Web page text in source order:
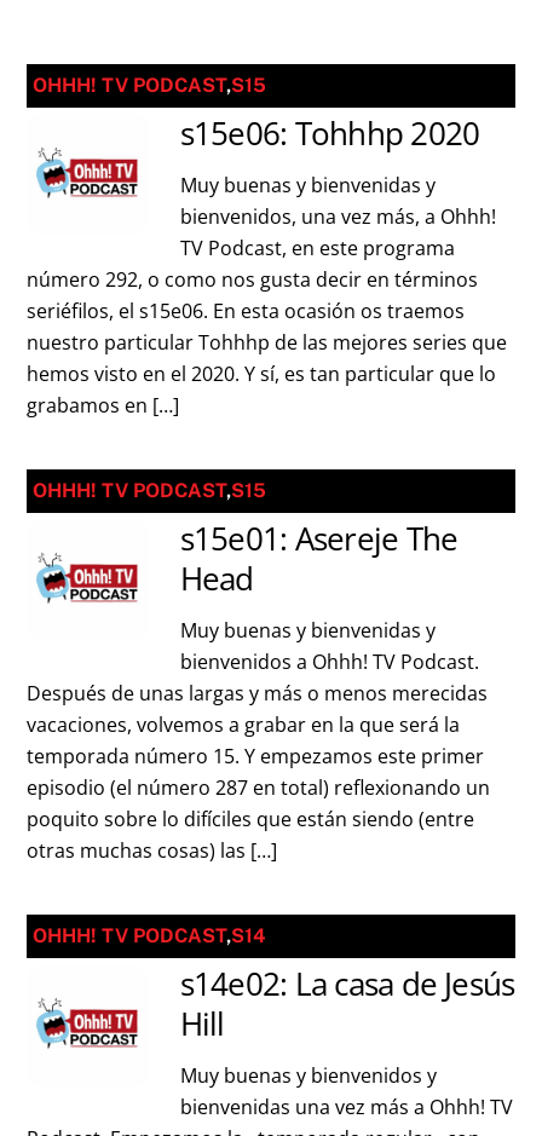
OHHH! TV PODCAST,S15
s15e06: Tohhhp 2020
Muy buenas y bienvenidas y
bienvenidos, una vez más, a Ohhh!
TV Podcast, en este programa
número 292, o como nos gusta decir en términos
seriéfilos, el s15e06. En esta ocasión os traemos
nuestro particular Tohhhp de las mejores series que
hemos visto en el 2020. Y sí, es tan particular que lo
grabamos en […]
OHHH! TV PODCAST,S15
s15e01: Asereje The
Head
Muy buenas y bienvenidas y
bienvenidos a Ohhh! TV Podcast.
Después de unas largas y más o menos merecidas
vacaciones, volvemos a grabar en la que será la
temporada número 15. Y empezamos este primer
episodio (el número 287 en total) reflexionando un
poquito sobre lo difíciles que están siendo (entre
otras muchas cosas) las […]
OHHH! TV PODCAST,S14
s14e02: La casa de Jesús
Hill
Muy buenas y bienvenidos y
bienvenidas una vez más a Ohhh! TV